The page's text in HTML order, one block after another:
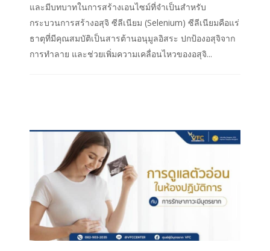
และมีบทบาทในการสร้างเอนไซม์ที่จำเป็นสำหรับ
กระบวนการสร้างอสุจิ ซีลีเนียม (Selenium) ซีลีเนียมคือแร่
ธาตุที่มีคุณสมบัติเป็นสารต้านอนุมูลอิสระ ปกป้องอสุจิจาก
การทำลาย และช่วยเพิ่มความเคลื่อนไหวของอสุจิ...